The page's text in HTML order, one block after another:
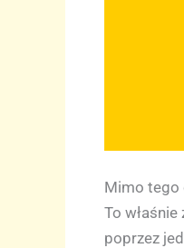
Mimo tego
To
poprzez